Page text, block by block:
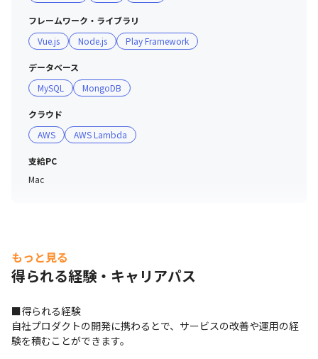
フレームワーク・ライブラリ
Vue.js
Node.js Play Framework
データベース
MySQL
MongoDB
クラウド
AWS
AWS Lambda
支給PC
Mac
もっと見る
得られる経験・キャリアパス
■得られる経験
自社プロダクトの開発に携わるとで、サービスの改善や運用の経
験を積むことができます。